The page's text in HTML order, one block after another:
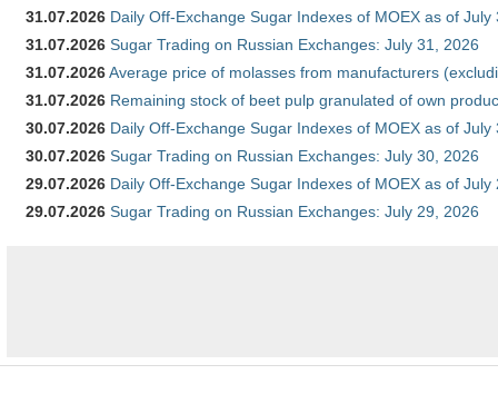
31.07.2026 Daily Off-Exchange Sugar Indexes of MOEX as of July
31.07.2026 Sugar Trading on Russian Exchanges: July 31, 2026
31.07.2026Average price of molasses from manufacturers
31.07.2026 Remaining stock of beet pulp granulated of own
30.07.2026 Daily Off-Exchange Sugar Indexes of MOEX as of July
30.07.2026 Sugar Trading on Russian Exchanges: July 30, 2026
29.07.2026 Daily Off-Exchange Sugar Indexes of MOEX as of July
29.07.2026 Sugar Trading on Russian Exchanges: July 29, 2026